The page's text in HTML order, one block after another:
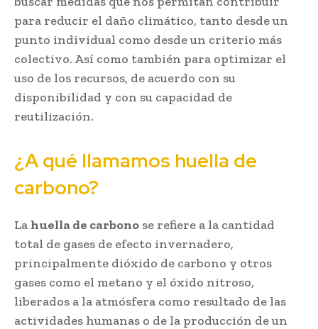
para reducir el daño climático, tanto desde un
punto individual como desde un criterio más
colectivo. Así como también para optimizar el
uso de los recursos, de acuerdo con su
disponibilidad y con su capacidad de
reutilización.
¿A qué llamamos huella de
carbono?
La huella de carbono se refiere a la cantidad
total de gases de efecto invernadero,
principalmente dióxido de carbono y otros
gases como el metano y el óxido nitroso,
liberados a la atmósfera como resultado de las
actividades humanas o de la producción de un